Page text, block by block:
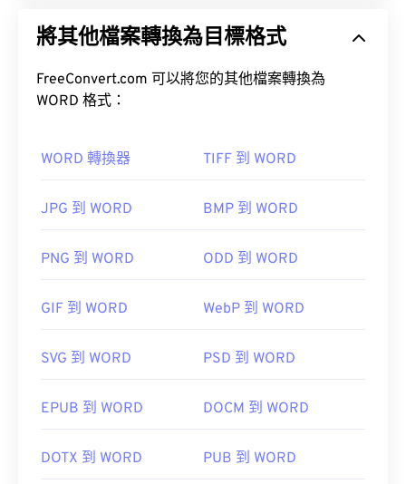
將其他檔案轉換為目標格式
FreeConvert.com 可以將您的其他檔案轉換為
WORD 格式：
WORD 轉換器 TIFF 到 WORD
JPG 到 WORD BMP 到 WORD
PNG 到 WORD ODD 到 WORD
GIF 到 WORD WebP 到 WORD
SVG 到 WORD PSD 到 WORD
EPUB 到 WORD DOCM 到 WORD
DOTX 到 WORD PUB 到 WORD